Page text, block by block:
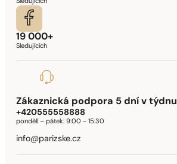
Sledujících
19 000+
Sledujících
Zákaznická podpora 5 dní v týdnu
+420555558888
pondělí – pátek:9:00 - 15:30
info@parizske.cz